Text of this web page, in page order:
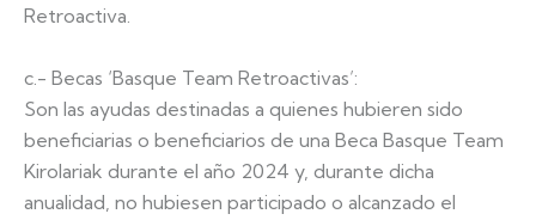
Retroactiva.
c.- Becas ‘Basque Team Retroactivas’:
Son las ayudas destinadas a quienes hubieren sido
beneficiarias o beneficiarios de una Beca Basque Team
Kirolariak durante el año 2024 y, durante dicha
anualidad, no hubiesen participado o alcanzado el